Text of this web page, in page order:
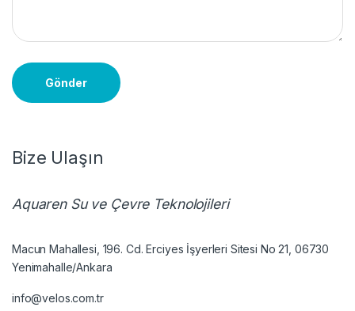
Gönder
Bize Ulaşın
Aquaren Su ve Çevre Teknolojileri
Macun Mahallesi, 196. Cd. Erciyes İşyerleri Sitesi No 21, 06730
Yenimahalle/Ankara
info@velos.com.tr